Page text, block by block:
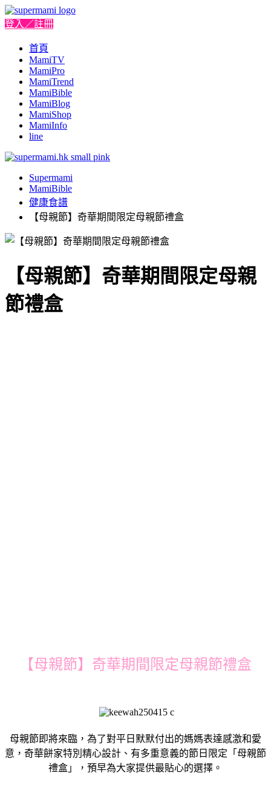
登入／註冊
首頁
MamiTV
MamiPro
MamiTrend
MamiBible
MamiBlog
MamiShop
MamiInfo
line
Supermami
MamiBible
健康食譜
【母親節】奇華期間限定母親節禮盒
【母親節】奇華期間限定母親
節禮盒
【母親節】奇華期間限定母親節禮盒
母親節即將來臨，為了對平日默默付出的媽媽表達感激和愛
意，奇華餅家特別精心設計、有多重意義的節日限定「母親節
禮盒」，預早為大家提供最貼心的選擇。